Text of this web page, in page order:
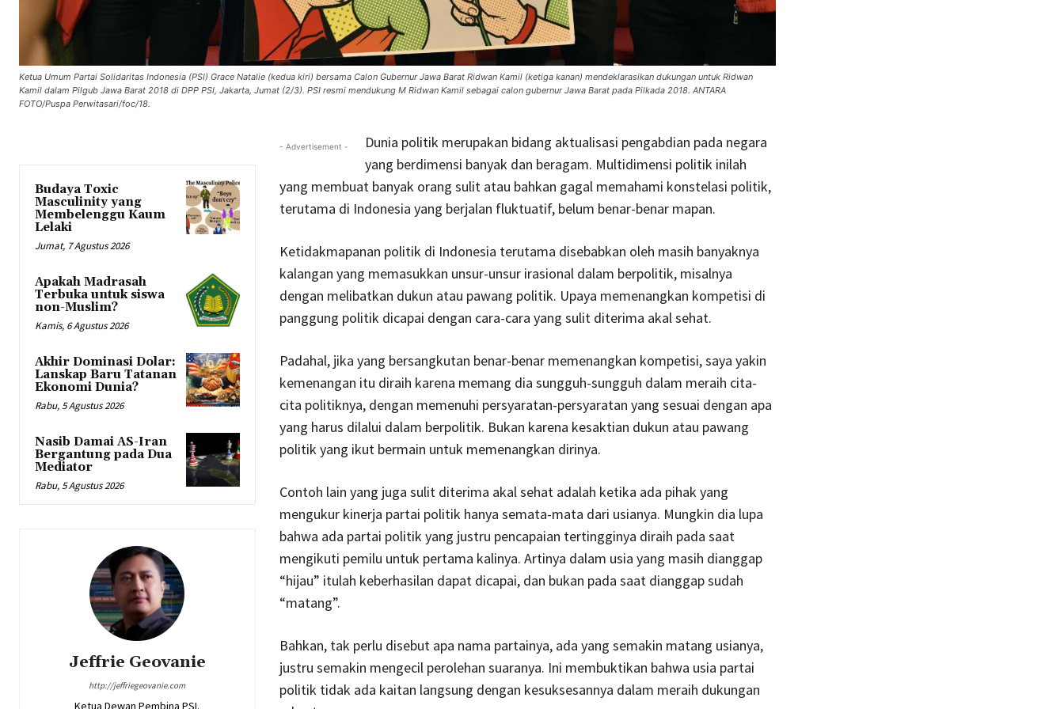
Ketua Umum Partai Solidaritas Indonesia (PSI) Grace Natalie (kedua kiri) bersama Calon Gubernur Jawa Barat Ridwan Kamil (ketiga kanan) mendeklarasikan dukungan untuk Ridwan
Kamil dalam Pilgub Jawa Barat 2018 di DPP PSI, Jakarta, Jumat (2/3). PSI resmi mendukung M Ridwan Kamil sebagai calon gubernur Jawa Barat pada Pilkada 2018. ANTARA
FOTO/Puspa Perwitasari/foc/18.
Budaya Toxic
Masculinity yang
Membelenggu Kaum
Lelaki
Jumat, 7 Agustus 2026
Apakah Madrasah
Terbuka untuk siswa
non-Muslim?
Kamis, 6 Agustus 2026
Akhir Dominasi Dolar:
Lanskap Baru Tatanan
Ekonomi Dunia?
Rabu, 5 Agustus 2026
Nasib Damai AS-Iran
Bergantung pada Dua
Mediator
Rabu, 5 Agustus 2026
Jeffrie Geovanie
http://jeffriegeovanie.com
Ketua Dewan Pembina PSI.
- Advertisement -
Dunia politik merupakan bidang aktualisasi pengabdian pada negara
yang berdimensi banyak dan beragam. Multidimensi politik inilah
yang membuat banyak orang sulit atau bahkan gagal memahami konstelasi politik,
terutama di Indonesia yang berjalan fluktuatif, belum benar-benar mapan.
Ketidakmapanan politik di Indonesia terutama disebabkan oleh masih banyaknya
kalangan yang memasukkan unsur-unsur irasional dalam berpolitik, misalnya
dengan melibatkan dukun atau pawang politik. Upaya memenangkan kompetisi di
panggung politik dicapai dengan cara-cara yang sulit diterima akal sehat.
Padahal, jika yang bersangkutan benar-benar memenangkan kompetisi, saya yakin
kemenangan itu diraih karena memang dia sungguh-sungguh dalam meraih cita-
cita politiknya, dengan memenuhi persyaratan-persyaratan yang sesuai dengan apa
yang harus dilalui dalam berpolitik. Bukan karena kesaktian dukun atau pawang
politik yang ikut bermain untuk memenangkan dirinya.
Contoh lain yang juga sulit diterima akal sehat adalah ketika ada pihak yang
mengukur kinerja partai politik hanya semata-mata dari usianya. Mungkin dia lupa
bahwa ada partai politik yang justru pencapaian tertingginya diraih pada saat
mengikuti pemilu untuk pertama kalinya. Artinya dalam usia yang masih dianggap
“hijau” itulah keberhasilan dapat dicapai, dan bukan pada saat dianggap sudah
“matang”.
Bahkan, tak perlu disebut apa nama partainya, ada yang semakin matang usianya,
justru semakin mengecil perolehan suaranya. Ini membuktikan bahwa usia partai
politik tidak ada kaitan langsung dengan kesuksesannya dalam meraih dukungan